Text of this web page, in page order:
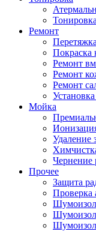
Ремонт
Покраска
Ремонт
Ремонт
Ремонт
Мойка
Удаление
Чернение
Прочее
Защита
Проверка